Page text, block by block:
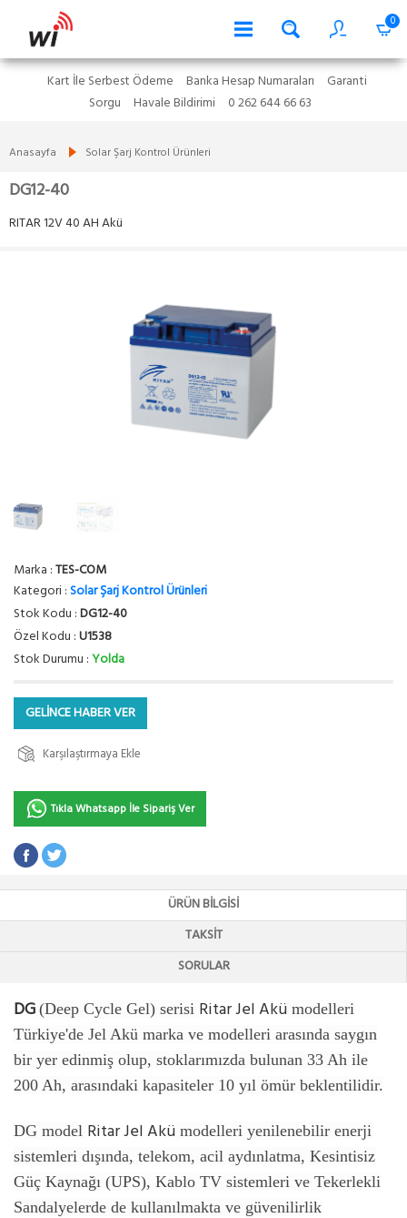
0
Kart İle Serbest Ödeme Banka Hesap Numaraları
Garanti
Sorgu
Havale Bildirimi 0 262 644 66 63
Anasayfa Solar Şarj Kontrol Ürünleri
DG12-40
RITAR 12V 40 AH Akü
Marka :TES-COM
Kategori :Solar Şarj Kontrol Ürünleri
Stok Kodu :DG12-40
Özel Kodu :U1538
Stok Durumu :Yolda
GELİNCE HABER VER
Karşılaştırmaya Ekle
Tıkla Whatsapp İle Sipariş Ver
ÜRÜN BILGISI
TAKSIT
SORULAR
DG (Deep Cycle Gel) serisi Ritar Jel Akü modelleri
Türkiye'de Jel Akü marka ve modelleri arasında saygın
bir yer edinmiş olup, stoklarımızda bulunan 33 Ah ile
200 Ah, arasındaki kapasiteler 10 yıl ömür beklentilidir.
DG model Ritar Jel Akü modelleri yenilenebilir enerji
sistemleri dışında, telekom, acil aydınlatma, Kesintisiz
Güç Kaynağı (UPS), Kablo TV sistemleri ve Tekerlekli
Sandalyelerde de kullanılmakta ve güvenilirlik